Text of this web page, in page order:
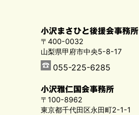
小沢まさひと後援会事務所
〒400-0032
山梨県甲府市中央5-8-17
055-225-6285
小沢雅仁国会事務所
〒100-8962
東京都千代田区永田町2-1-1